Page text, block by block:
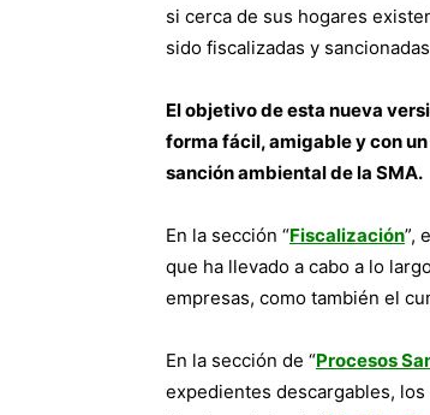
si cerca de sus hogares
sido fiscalizadas y
El objetivo de esta nueva
forma fácil, amigable y con
sanción ambiental de la SMA.
En la sección “Fiscalización”,
que ha llevado a cabo a lo
empresas, como también el
En la sección de “Procesos
expedientes descargables,